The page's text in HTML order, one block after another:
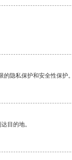
的隐私保护和安全性保护
目的地。